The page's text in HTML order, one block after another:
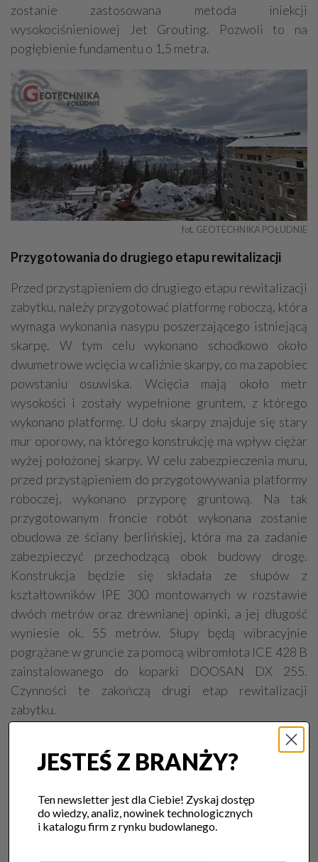
zostanie zastosowana metoda iniekcji
wysokociśnieniowej Jet Grouting. Pozwoli to na
pogłębienie fundamentu o 1,5 metra.
fot. GEOTECHNIKA POŁUDNIE
Przygotowania do drugiego etapu rewitalizacji
Przed przystąpieniem do drugiego etapu rewitalizacji
zabytku, należy przygotować platformę roboczą, która
wymaga wykonania nasypu poszerzającego istniejącą
skarpę. W tym celu wykonano schodkowo około
dwumetrowe wcięcia w caliźnie skarpy, co ma zapobiec
powstaniu osuwiska. Wcięcia mają około metr
wysokości i zostały wypełnione gruntem, z którego
wykonano platformę. U dołu skarpy znajduje się stary
mur oporowy, na którego konstrukcję ma wpływ ciężar
wyżej położonej skarpy. W celu zabezpieczenia muru,
przed przystąpieniem do przygotowywania platformy
roboczej, wykonano przyporę gruntową. Na tak
przygotowanym froncie robót wykonana zostanie
obudowa ze ściany berlińskiej, która ma za zadanie
zabezpieczyć przechodzącą obok budowy drogę.
Konstrukcja będzie się składała ze słupów z
kształtowników IPE 300 montowanych w rozstawie
dwóch metrów oraz drewnianej opinki, a jej długość
wyniesie ok. 55 metrów. Słupy będą wibracyjnie
pogrążane w gruncie za pomocą wibromłota ICE 428 B
zainstalowanego do koparki DOOSAN DX 255.
Czynności te zakończą drugi etap rewitalizacji
zabytku.
JESTEŚ Z BRANŻY?
Ten newsletter jest dla Ciebie! Zyskaj dostęp
do wiedzy, analiz, nowinek technologicznych
i katalogu firm z rynku budowlanego.